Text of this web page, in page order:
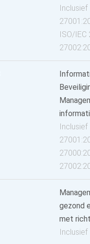
Inclusief
ISO/IEC
Inclusief
gezond
met
Inclusief